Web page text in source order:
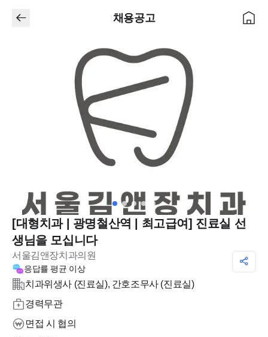
채용공고
[대형치과 | 광명철산역 | 최고급여] 진료실 선
생님을 모십니다
서울김앤장치과의원
응답률평균 이상
치과위생사 (진료실), 간호조무사 (진료실)
경력무관
면접 시 협의